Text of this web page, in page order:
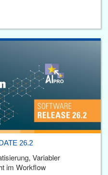
26.2
Variabler
im Workflow